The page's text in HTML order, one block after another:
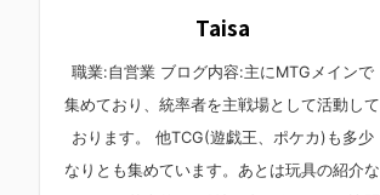
Taisa
職業:自営業 ブログ内容:主にMTGメインで
集めており、統率者を主戦場として活動して
おります。 他TCG(遊戯王、ポケカ)も多少
なりとも集めています。あとは玩具の紹介な